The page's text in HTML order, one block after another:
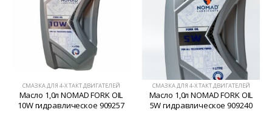
СМАЗКА ДЛЯ 4-Х ТАКТ.ДВИГАТЕЛЕЙ
Масло 1,0л NOMAD FORK OIL
10W гидравлическое 909257
СМАЗКА ДЛЯ 4-Х ТАКТ.ДВИГАТЕЛЕЙ
Масло 1,0л NOMAD FORK OIL
5W гидравлическое 909240